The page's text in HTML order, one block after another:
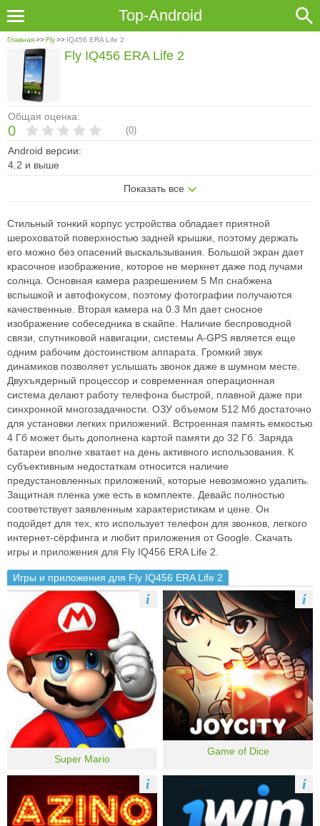
Top-Android
Главная>>Fly>> IQ456 ERA Life 2
Общая оценка:
0 (0)
Android версии:
4.2 и выше
Показать все
Fly IQ456 ERA Life 2
Стильный тонкий корпус устройства обладает приятной
шероховатой поверхностью задней крышки, поэтому держать
его можно без опасений выскальзывания. Большой экран дает
красочное изображение, которое не меркнет даже под лучами
солнца. Основная камера разрешением 5 Мп снабжена
вспышкой и автофокусом, поэтому фотографии получаются
качественные. Вторая камера на 0.3 Мп дает сносное
изображение собеседника в скайпе. Наличие беспроводной
связи, спутниковой навигации, системы A-GPS является еще
одним рабочим достоинством аппарата. Громкий звук
динамиков позволяет услышать звонок даже в шумном месте.
Двухъядерный процессор и современная операционная
система делают работу телефона быстрой, плавной даже при
синхронной многозадачности. ОЗУ объемом 512 Мб достаточно
для установки легких приложений. Встроенная память емкостью
4 Гб может быть дополнена картой памяти до 32 Гб. Заряда
батареи вполне хватает на день активного использования. К
субъективным недостаткам относится наличие
предустановленных приложений, которые невозможно удалить.
Защитная пленка уже есть в комплекте. Девайс полностью
соответствует заявленным характеристикам и цене. Он
подойдет для тех, кто использует телефон для звонков, легкого
интернет-сёрфинга и любит приложения от Google. Скачать
игры и приложения для Fly IQ456 ERA Life 2.
Игры и приложения для Fly IQ456 ERA Life 2
Super Mario
i
Game of Dice
i
i i